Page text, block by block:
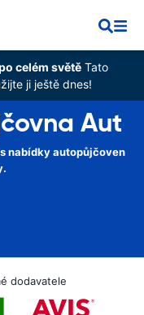
celém světě Tato
ji ještě dnes!
Aut
nabídky autopůjčoven
dodavatele